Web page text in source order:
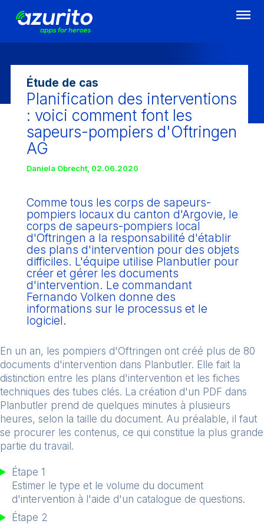
Étude de cas
Planification des interventions
: voici comment font les
sapeurs-pompiers d'Oftringen
AG
Daniela Obrecht, 02.06.2020
Comme tous les corps de sapeurs-
pompiers locaux du canton d'Argovie, le
corps de sapeurs-pompiers local
d'Oftringen a la responsabilité d'établir
des plans d'intervention pour des objets
difficiles. L'équipe utilise Planbutler pour
créer et gérer les documents
d'intervention. Le commandant
Fernando Volken donne des
informations sur le processus et le
logiciel.
En un an, les pompiers d'Oftringen ont créé plus de 80
documents d'intervention dans Planbutler. Elle fait la
distinction entre les plans d'intervention et les fiches
techniques des tubes clés. La création d'un PDF dans
Planbutler prend de quelques minutes à plusieurs
heures, selon la taille du document. Au préalable, il faut
se procurer les contenus, ce qui constitue la plus grande
partie du travail.
Étape 1
Estimer le type et le volume du document
d'intervention à l'aide d'un catalogue de questions.
Étape 2